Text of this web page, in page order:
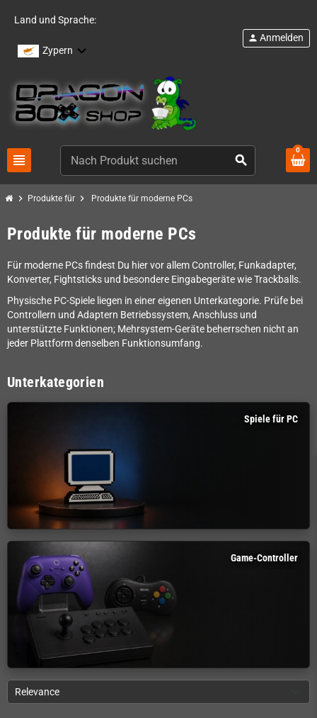
Land und Sprache:
Zypern
view_headline search
person Anmelden
0
chevron_right Produkte für chevron_right Produkte für moderne PCs
Produkte für moderne PCs
Für moderne PCs findest Du hier vor allem Controller, Funkadapter,
Konverter, Fightsticks und besondere Eingabegeräte wie Trackballs.
Physische PC-Spiele liegen in einer eigenen Unterkategorie. Prüfe bei
Controllern und Adaptern Betriebssystem, Anschluss und
unterstützte Funktionen; Mehrsystem-Geräte beherrschen nicht an
jeder Plattform denselben Funktionsumfang.
Unterkategorien
Spiele für PC
Game-Controller
Relevance